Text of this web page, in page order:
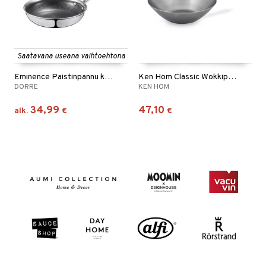
Saatavana useana vaihtoehtona
Eminence Paistinpannu keraaminen pinnoite
DORRE
alk. 34,99 €
Ken Hom Classic Wokkipannu
KEN HOM
47,10 €